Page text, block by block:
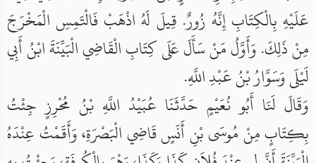
عَلَيْهِ بِالْكِتَابِ إِنَّهُ زُورٌ. قِيلَ لَهُ اذْهَبْ فَالْتَمِسِ الْمَخْرَجَ
مِنْ ذَلِكَ. وَأَوَّلُ مَنْ سَأَلَ عَلَى كِتَابِ الْقَاضِي الْبَيِّنَةَ ابْنُ أَبِي
لَيْلَى وَسَوَّارُ بْنُ عَبْدِ اللَّهِ.
وَقَالَ لَنَا أَبُو نُعَيْمٍ حَدَّثَنَا عُبَيْدُ اللَّهِ بْنُ مُحْرِزٍ جِئْتُ
بِكِتَابٍ مِنْ مُوسَى بْنِ أَنَسٍ قَاضِي الْبَصْرَةِ، وَأَقَمْتُ عِنْدَهُ